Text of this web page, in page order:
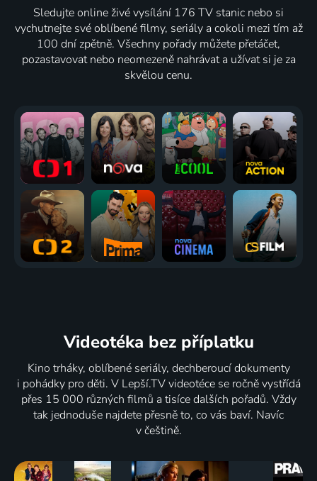
Sledujte online živé vysílání 176 TV stanic nebo si
vychutnejte své oblíbené filmy, seriály a cokoli mezi tím až
100 dní zpětně. Všechny pořady můžete přetáčet,
pozastavovat nebo neomezeně nahrávat a užívat si je za
skvělou cenu.
Videotéka bez příplatku
Kino trháky, oblíbené seriály, dechberoucí dokumenty
i pohádky pro děti. V Lepší.TV videotéce se ročně vystřídá
přes 15 000 různých filmů a tisíce dalších pořadů. Vždy
tak jednoduše najdete přesně to, co vás baví. Navíc
v češtině.